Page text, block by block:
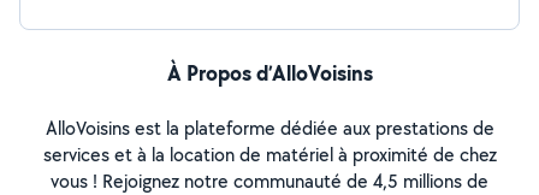
À Propos d’AlloVoisins
AlloVoisins est la plateforme dédiée aux prestations de
services et à la location de matériel à proximité de chez
vous ! Rejoignez notre communauté de 4,5 millions de